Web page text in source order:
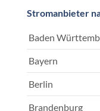
Stromanbieter
Baden
Bayern
Berlin
Brandenburg